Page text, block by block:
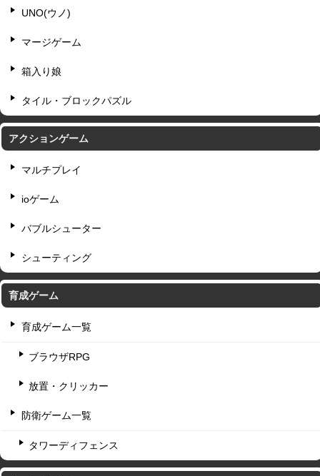
UNO(ウノ)
マージゲーム
箱入り娘
タイル・ブロックパズル
アクションゲーム
マルチプレイ
ioゲーム
バブルシューター
シューティング
育成ゲーム
育成ゲーム一覧
ブラウザRPG
放置・クリッカー
防衛ゲーム一覧
タワーディフェンス